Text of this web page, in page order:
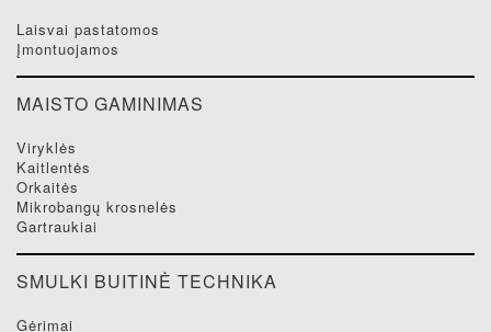
laisvai pastatomos
įmontuojamos
MAISTO GAMINIMAS
viryklės
kaitlentės
orkaitės
mikrobangų krosnelės
gartraukiai
SMULKI BUITINĖ TECHNIKA
gėrimai